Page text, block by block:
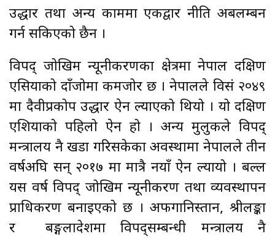
उद्धार तथा अन्य काममा एकद्वार नीति अबलम्बन
गर्न सकिएको छैन ।
विपद् जोखिम न्यूनीकरणका क्षेत्रमा नेपाल दक्षिण
एसियाको दाँजोमा कमजोर छ । नेपालले विसं २०४९
मा दैवीप्रकोप उद्धार ऐन ल्याएको थियो । यो दक्षिण
एशियाको पहिलो ऐन हो । अन्य मुलुकले विपद्
मन्त्रालय नै खडा गरिसकेका अवस्थामा नेपालले तीन
वर्षअघि सन् २०१७ मा मात्रै नयाँ ऐन ल्यायो । बल्ल
यस वर्ष विपद् जोखिम न्यूनीकरण तथा व्यवस्थापन
प्राधिकरण बनाइएको छ । अफगानिस्तान, श्रीलङ्का
र बङ्गलादेशमा विपद्सम्बन्धी मन्त्रालय नै